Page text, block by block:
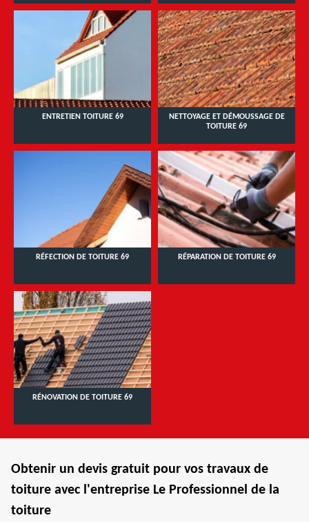
ENTRETIEN TOITURE 69
NETTOYAGE ET DÉMOUSSAGE DE
TOITURE 69
RÉFECTION DE TOITURE 69 RÉPARATION DE TOITURE 69
RÉNOVATION DE TOITURE 69
Obtenir un devis gratuit pour vos travaux de
toiture avec l'entreprise Le Professionnel de la
toiture